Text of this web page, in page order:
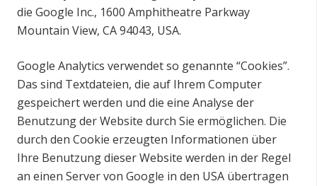
die Google Inc., 1600 Amphitheatre Parkway
Mountain View, CA 94043, USA.
Google Analytics verwendet so genannte “Cookies”.
Das sind Textdateien, die auf Ihrem Computer
gespeichert werden und die eine Analyse der
Benutzung der Website durch Sie ermöglichen. Die
durch den Cookie erzeugten Informationen über
Ihre Benutzung dieser Website werden in der Regel
an einen Server von Google in den USA übertragen